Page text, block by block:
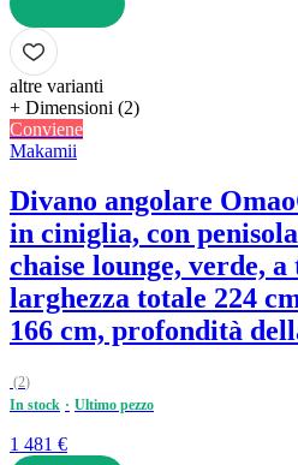
AGGIUNGI
altre varianti
+ Dimensioni (2)
Conviene
Makamii
Divano angolare Omao
in ciniglia, con
chaise lounge, verde,
larghezza totale 224
166 cm, profondità
(2)
In stock
Ultimo pezzo
1 481 €